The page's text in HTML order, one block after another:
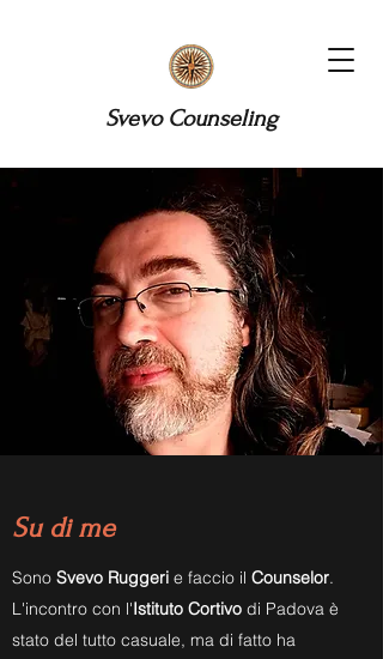
Svevo Counseling
Su di me
Sono Svevo Ruggeri e faccio il Counselor.
L'incontro con l'Istituto Cortivo di Padova è
stato del tutto casuale, ma di fatto ha